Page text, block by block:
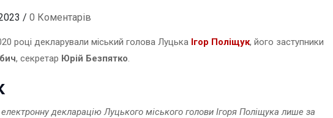
/ 0 Коментарів
році декларували міський голова Луцька Ігор Поліщук, його заступники
, секретар Юрій Безпятко.
декларацію Луцького міського голови Ігоря Поліщука лише за